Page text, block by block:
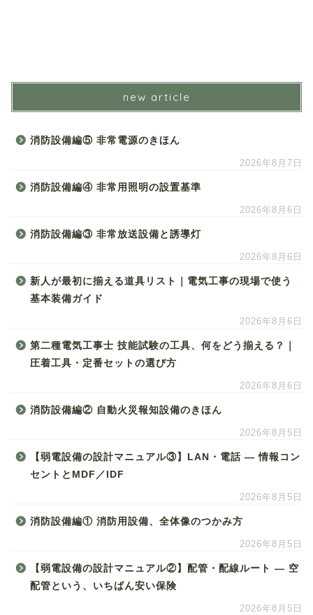
new article
消防設備編⑤ 非常電源のきほん
2026年8月7日
消防設備編④ 非常用照明の設置基準
2026年8月6日
消防設備編③ 非常放送設備と誘導灯
2026年8月6日
新人が最初に揃える道具リスト｜電気工事の現場で使う
基本装備ガイド
2026年8月6日
第二種電気工事士 技能試験の工具、何をどう揃える？｜
圧着工具・定番セットの選び方
2026年8月6日
消防設備編② 自動火災報知設備のきほん
2026年8月5日
【弱電設備の設計マニュアル③】LAN・電話 ― 情報コン
セントとMDF／IDF
2026年8月5日
消防設備編① 消防用設備、全体像のつかみ方
2026年8月5日
【弱電設備の設計マニュアル②】配管・配線ルート ― 空
配管という、いちばん安い保険
2026年8月5日